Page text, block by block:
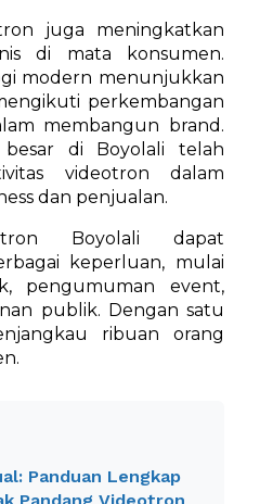
juga meningkatkan
di mata konsumen.
modern menunjukkan
perkembangan
membangun brand.
besar di Boyolali telah
videotron dalam
dan penjualan.
Boyolali dapat
keperluan, mulai
pengumuman event,
publik. Dengan satu
ribuan orang
Panduan Lengkap